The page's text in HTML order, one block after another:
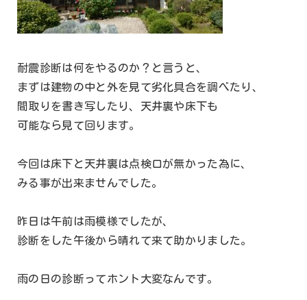
耐震診断は何をやるのか？と言うと、
まずは建物の中と外を見て劣化具合を調べたり、
間取りを書き写したり、天井裏や床下も
可能なら見て回ります。
今回は床下と天井裏は点検口が無かった為に、
みる事が出来ませんでした。
昨日は午前は雨模様でしたが、
診断をした午後から晴れて来て助かりました。
雨の日の診断ってホント大変なんです。